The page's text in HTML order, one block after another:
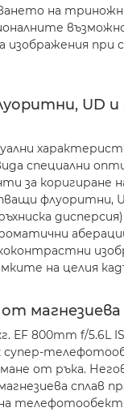
на
изображения при
UD и
специални
за коригиране
флуоритни,
на целия
магнезиева
EF 800mm f/5.6L
супер-
от ръка.
сплав